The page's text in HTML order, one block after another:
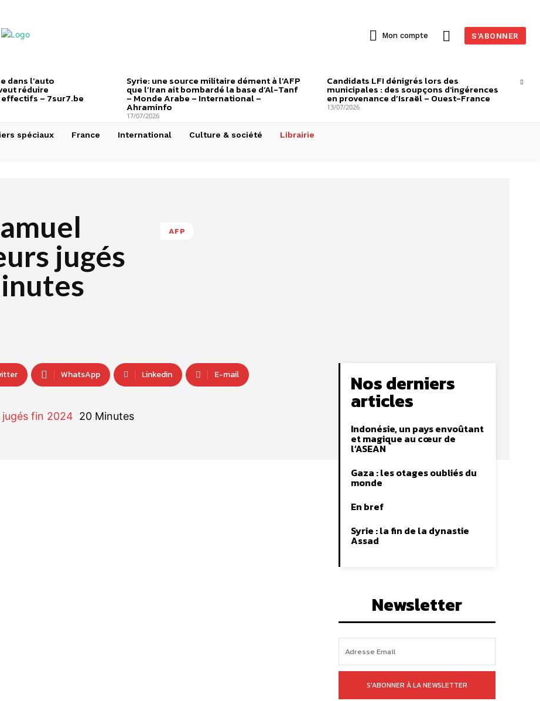
Mon compte S'ABONNER
dans l’auto
réduire
– 7sur7.be
Syrie: une source militaire dément à l’AFP
que l’Iran ait bombardé la base d’Al-Tanf
– Monde Arabe – International –
Ahraminfo
17/07/2026
Candidats LFI dénigrés lors des
municipales : des soupçons d’ingérences
en provenance d’Israël – Ouest-France
13/07/2026
spéciaux France International Culture & société Librairie
jugés
AFP
WhatsApp Linkedin E-mail
jugés fin 2024 20 Minutes
Nos derniers
articles
Indonésie, un pays envoûtant
et magique au cœur de
l’ASEAN
Gaza : les otages oubliés du
monde
En bref
Syrie : la fin de la dynastie
Assad
Newsletter
S'ABONNER À LA NEWSLETTER